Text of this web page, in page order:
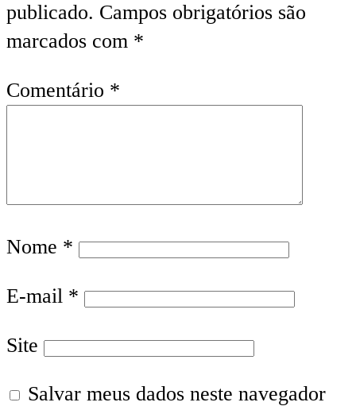
publicado. Campos obrigatórios são
marcados com *
Comentário *
Nome *
E-mail *
Site
Salvar meus dados neste navegador